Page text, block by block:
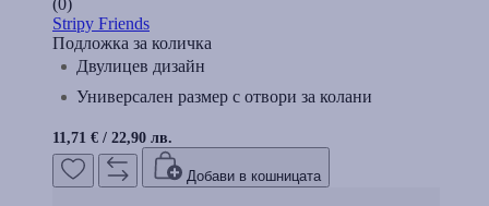
Stripy Friends
Подложка за количка
Двулицев дизайн
Универсален размер с отвори за колани
11,71 € / 22,90 лв.
Добави в кошницата